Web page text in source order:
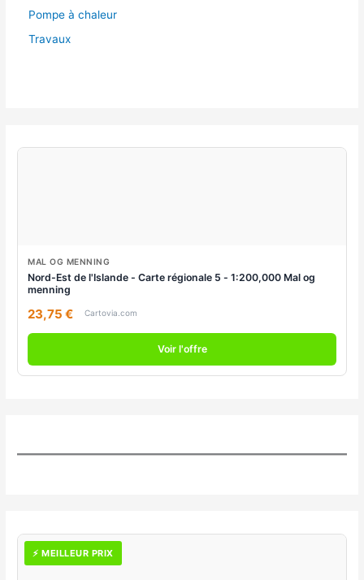
Pompe à chaleur
Travaux
MAL OG MENNING
Nord-Est de l'Islande - Carte régionale 5 - 1:200,000 Mal og
menning
23,75 € Cartovia.com
Voir l'offre
⚡ MEILLEUR PRIX